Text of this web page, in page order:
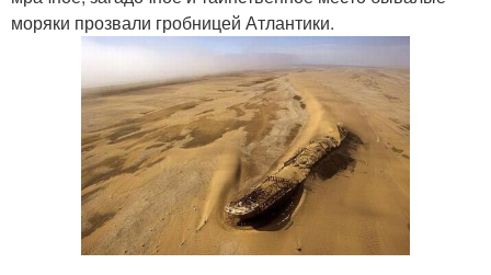
моряки прозвали гробницей Атлантики.